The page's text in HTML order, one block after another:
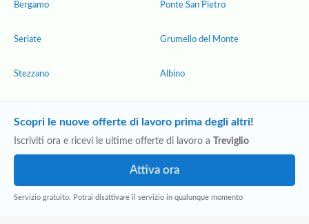
Bergamo
Seriate
Stezzano
Ponte San Pietro
Grumello del Monte
Albino
Scopri le nuove offerte di lavoro prima degli altri!
Iscriviti ora e ricevi le ultime offerte di lavoro a Treviglio
Servizio gratuito. Potrai disattivare il servizio in qualunque momento